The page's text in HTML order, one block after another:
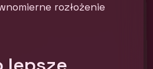
rozłożenie